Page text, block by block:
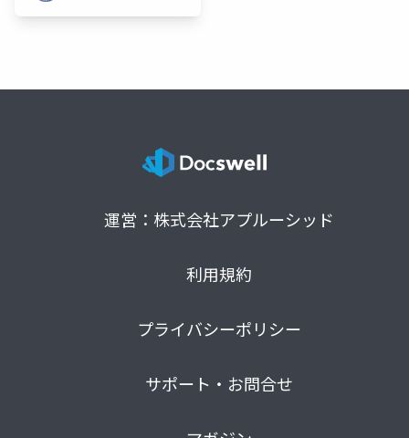
運営：株式会社アプルーシッド
利用規約
プライバシーポリシー
サポート・お問合せ